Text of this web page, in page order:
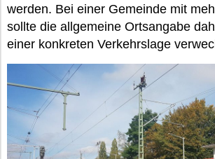
werden. Bei einer Gemeinde mit
sollte die allgemeine Ortsangabe
einer konkreten Verkehrslage